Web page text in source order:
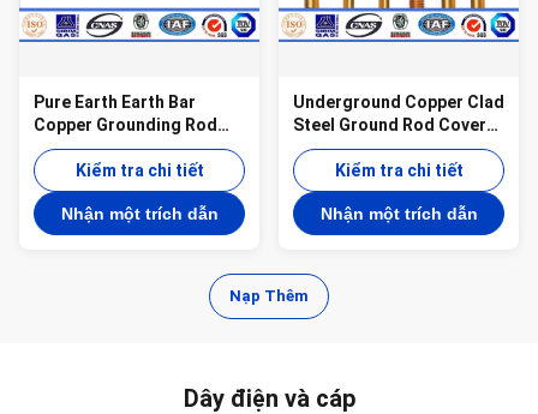
Pure Earth Earth Bar
Copper Grounding Rod
Flat Pointed 0.254mm
ThicknessKiểm tra chi tiết
Nhận một trích dẫn
Underground Copper Clad
Steel Ground Rod Cover
Clamps Lighting
ProtectionKiểm tra chi tiết
Nhận một trích dẫn
Nạp Thêm
Dây điện và cáp